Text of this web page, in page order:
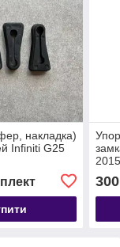
накладка)
Infiniti G25
300